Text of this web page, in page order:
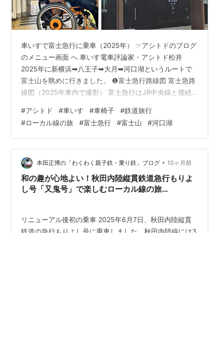
車いすで富士急行に乗車（2025年） ☞アシトドのブログ
のメニュー画面 へ 車いす電車評論家・アシトド松井
2025年に新横浜➡八王子➡大月➡河口湖というルートで
富士山を眺めに行きました。 ❶富士急行路線図 富士急路
線図（2025年車内で撮影） 富士急行はJR中央線と接続
チハ‘ック(電車の進行方向を変える)を行います。 ❷ＪＲ
八王子駅からＪＲ大月駅まで特急列車を利用しました 特
急かいじ号に八王子駅から大月駅まで乗車しましいた
（2025年） 八王子を発車するとすぐに都市部から山間部
へと車窓風景が変わります 八王子～大月間の車窓からの
風景 ❸大月駅…
#アシトド #車いす #車椅子 #鉄道旅行
#ローカル線の旅 #富士急行 #富士山 #河口湖
本田正博の「わくわく親子鉄・乗り鉄」ブログ • 10ヶ月前
和の趣が心地よい！秋田内陸縦貫鉄道急行もりよ
し号「又鬼号」で楽しむローカル線の旅
リニューアル後初の乗車 2025年6月7日、秋田内陸縦貫
鉄道の急行もりよし号に乗車しました。秋田内陸線には3